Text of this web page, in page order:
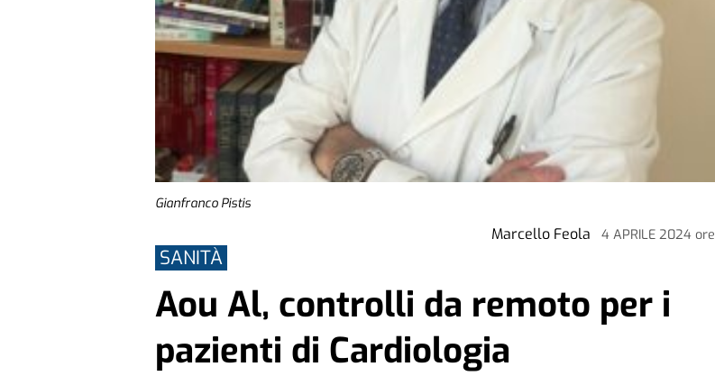
Gianfranco Pistis
Marcello Feola 4 APRILE 2024ore
SANITÀ
Aou Al, controlli da remoto per i
pazienti di Cardiologia